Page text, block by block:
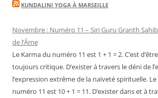
KUNDALINI YOGA À MARSEILLE
Novembre : Numéro 11 – Siri Guru Granth
de l’Âme
Le Karma du numéro 11 est 1 + 1 = 2. C’est
toujours critique. D’exister à travers le déni de
l’expression extrême de la naïveté spirituelle.
numéro 11 est 10 + 1 = 11. D’exister dans et à